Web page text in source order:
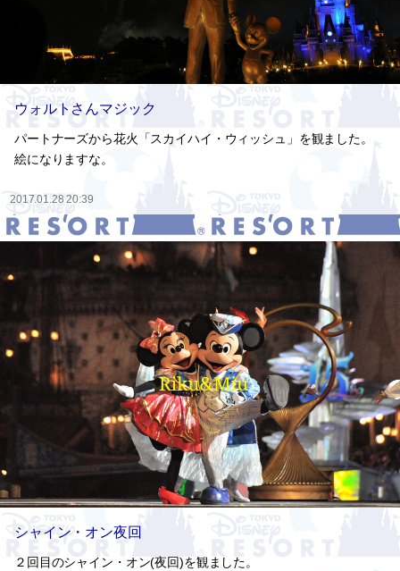
ウォルトさんマジック
パートナーズから花火「スカイハイ・ウィッシュ」を観ました。
絵になりますな。
2017.01.28 20:39
シャイン・オン夜回
２回目のシャイン・オン(夜回)を観ました。